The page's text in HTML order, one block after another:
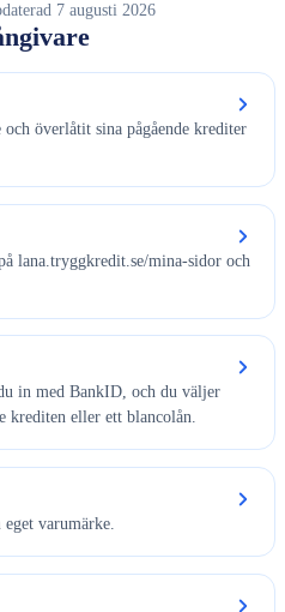
7 augusti 2026
överlåtit sina pågående krediter
lana.tryggkredit.se/mina-sidor och
in med BankID, och du väljer
krediten eller ett blancolån.
varumärke.